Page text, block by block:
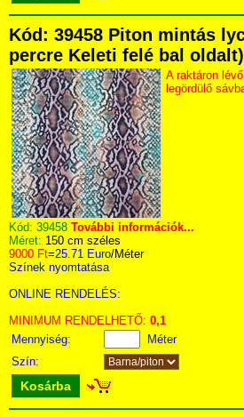
Kód: 39458 Piton mintás
percre Keleti felé bal
A raktáron
legördülő
Kód: 39458 További információk...
Méret: 150 cm széles
9000 Ft=25.71 Euro/Méter
Színek nyomtatása
ONLINE RENDELÉS:
MINIMUM RENDELHETŐ: 0,1
Mennyiség:
Méter
Szín:
Kosárba